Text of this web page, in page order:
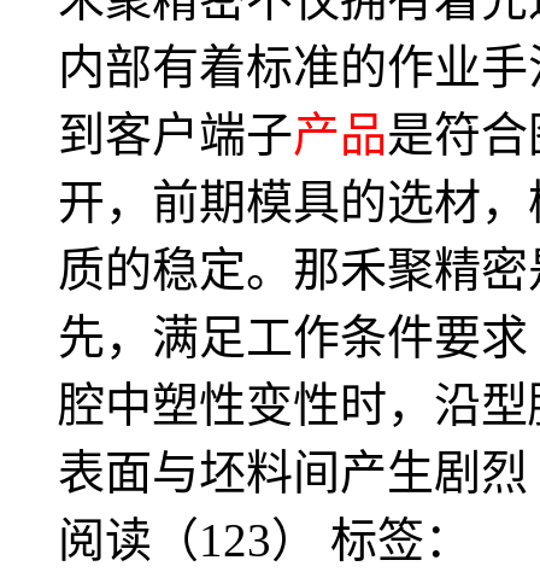
内部有着标准的作业
到客户端子产品是符
开，前期模具的选材
质的稳定。那禾聚精
先，满足工作条件要
腔中塑性变性时，沿
表面与坯料间产生剧烈
阅读（123） 标签：